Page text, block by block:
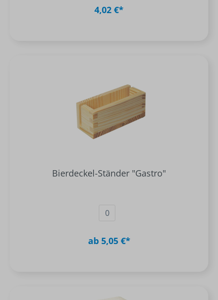
4,02 €*
Bierdeckel-Ständer "Gastro"
0
ab 5,05 €*